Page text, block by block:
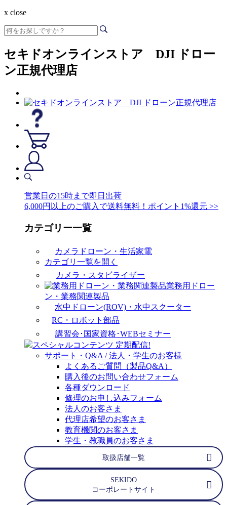
x close
セキドオンラインストア DJI ドロー
ン正規代理店
営業日の15時まで即日出荷
6,000円以上のご購入で送料無料！ポイント1%還元 >>
カテゴリー一覧
カメラドローン・生活家電
カテゴリ一覧を開く
カメラ・スタビライザー
業務用ドロー
ン・業務関連製品
水中ドローン(ROV)・水中スクーター
RC・ロボット部品
講習会･国家資格･WEBセミナー
スペシャルコンテンツ 定期配信!
サポート・Q&A / 法人・学生のお客様
よくあるご質問（製品Q&A）
購入後のお問い合わせフォーム
各種ダウンロード
修理のお申し込みフォーム
法人のお客さま
代理店希望のお客さま
教育機関のお客さま
学生・教職員のお客さま
取扱店舗一覧
SEKIDO
コーポレートサイト